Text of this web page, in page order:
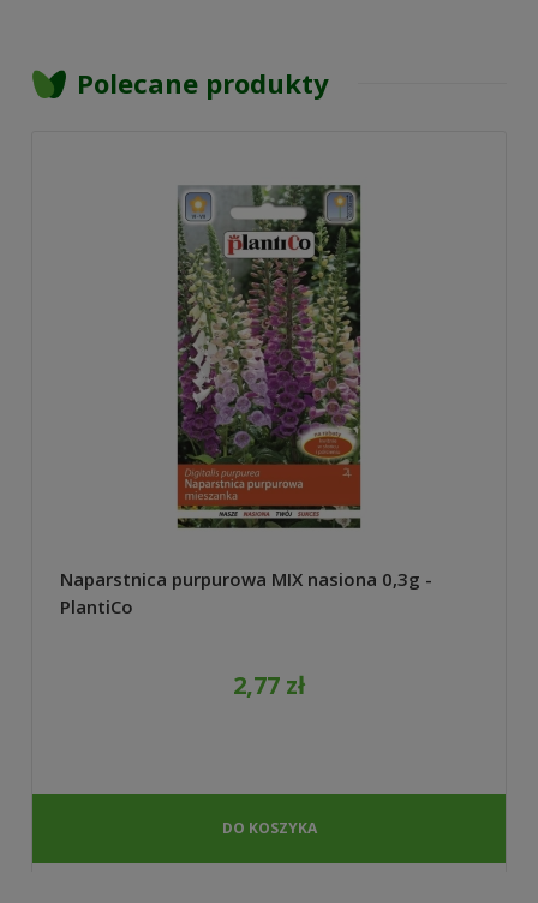
Polecane produkty
Naparstnica purpurowa MIX nasiona 0,3g -
PlantiCo
2,77 zł
DO KOSZYKA